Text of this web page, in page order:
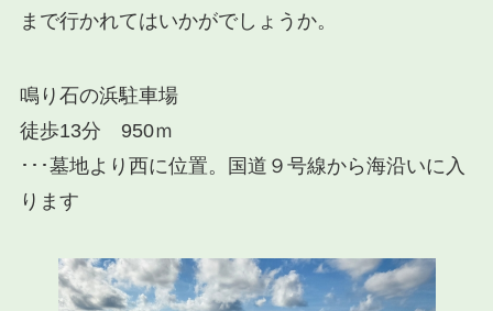
まで行かれてはいかがでしょうか。
鳴り石の浜駐車場
徒歩13分 950ｍ
･･･墓地より 西に位置。国道９号線から海沿いに入
ります